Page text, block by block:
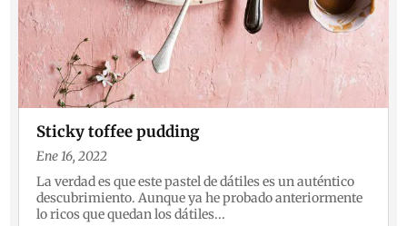
Sticky toffee pudding
Ene 16, 2022
La verdad es que este pastel de dátiles es un auténtico
descubrimiento. Aunque ya he probado anteriormente
lo ricos que quedan los dátiles...